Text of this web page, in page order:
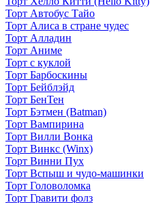
Торт Автобус Тайо
Торт Алиса в стране чудес
Торт Алладин
Торт Аниме
Торт с куклой
Торт Барбоскины
Торт Бейблэйд
Торт БенТен
Торт Бэтмен (Batman)
Торт Вампирина
Торт Вилли Вонка
Торт Винкс (Winx)
Торт Винни Пух
Торт Вспыш и чудо-машинки
Торт Головоломка
Торт Гравити фолз